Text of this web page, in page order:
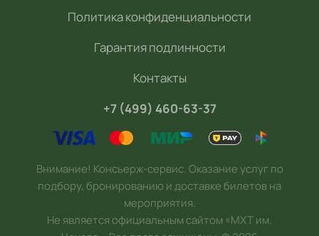
Политика конфиденциальности
Гарантия подлинности
Контакты
+7 (499) 460-63-37
Внимание! Консьерж-сервис. Оказание услуг по
подбору, бронированию и доставке билетов на
мероприятия.
Не является официальным сайтом «МХТ им.